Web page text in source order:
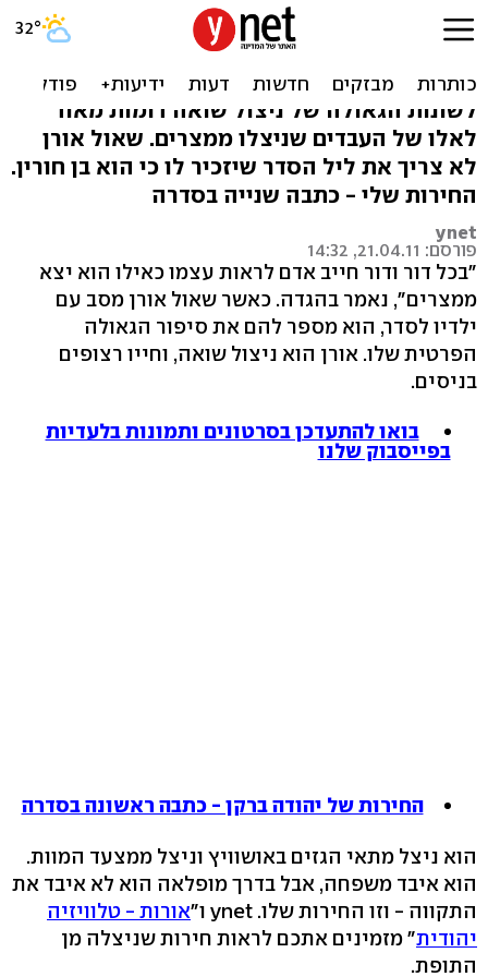
והוצאתי מאושוויץ, והצלתי
ממצעד המוות
לשונות הגאולה של ניצול שואה דומות מאוד
לאלו של העבדים שניצלו ממצרים. שאול אורן
לא צריך את ליל הסדר שיזכיר לו כי הוא בן חורין.
החירות שלי - כתבה שנייה בסדרה
ynet
פורסם: 21.04.11, 14:32
"בכל דור ודור חייב אדם לראות עצמו כאילו הוא יצא
ממצרים", נאמר בהגדה. כאשר שאול אורן מסב עם
ילדיו לסדר, הוא מספר להם את סיפור הגאולה
הפרטית שלו. אורן הוא ניצול שואה, וחייו רצופים
בניסים.
בואו להתעדכן בסרטונים ותמונות בלעדיות
בפייסבוק שלנו
החירות של יהודה ברקן - כתבה ראשונה בסדרה
הוא ניצל מתאי הגזים באושוויץ וניצל ממצעד המוות.
הוא איבד משפחה, אבל בדרך מופלאה הוא לא איבד את
התקווה - וזו החירות שלו. ynet ו"
אורות - טלוויזיה
יהודית" מזמינים אתכם לראות חירות שניצלה מן
התופת.